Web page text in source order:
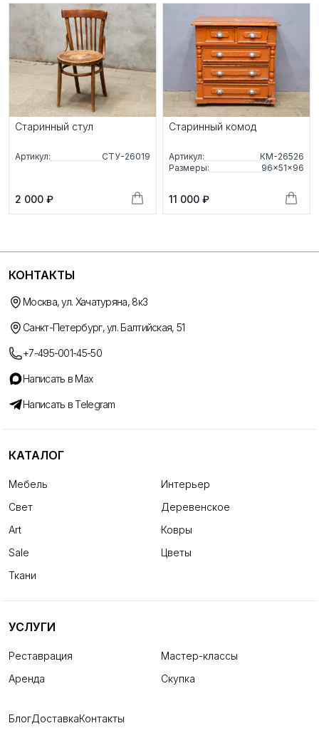
Старинный стул
Артикул: СТУ-26019
2 000 ₽
Старинный комод
Артикул:
КМ-26526
Размеры:
96×51×96
11 000 ₽
КОНТАКТЫ
Москва, ул. Хачатуряна, 8к3
Санкт-Петербург, ул. Балтийская, 51
+7-495-001-45-50
Написать в Max
Написать в Telegram
КАТАЛОГ
Мебель
Интерьер
Свет
Деревенское
Art
Ковры
Sale
Цветы
Ткани
УСЛУГИ
Реставрация
Мастер-классы
Аренда
Скупка
БлогДоставкаКонтакты